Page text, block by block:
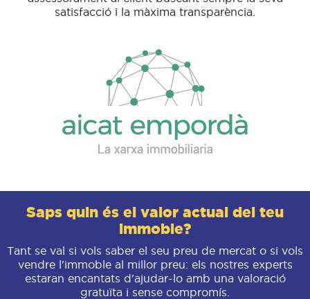
satisfacció i la màxima transparència.
Saps quin és el valor actual del teu
immoble?
Tant se val si vols saber el seu preu de mercat o si vols
vendre l'immoble al millor preu: els nostres experts
estaran encantats d'ajudar-lo amb una valoració
gratuïta i sense compromís.